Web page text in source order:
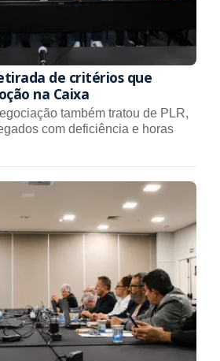
de critérios que
na Caixa
também tratou de PLR,
com deficiência e horas